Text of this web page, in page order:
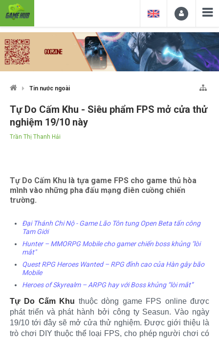
Tin nước ngoài
Tự Do Cấm Khu - Siêu phẩm FPS mở cửa thử
nghiệm 19/10 này
Trần Thị Thanh Hải
Tự Do Cấm Khu là tựa game FPS cho game thủ hòa
mình vào những pha đấu mạng điên cuồng chiến
trường.
Đại Thánh Chi Nộ - Game Lão Tôn tung Open Beta tấn công
Tam Giới
Hunter – MMORPG Mobile cho gamer chiến boss khủng "lòi
mắt"
Quest RPG Heroes Wanted – RPG đỉnh cao của Hàn gây bão
Mobile
Heroes of Skyrealm – ARPG hay với Boss khủng “lòi mắt”
Tự Do Cấm Khu thuộc dòng game FPS online được
phát triển và phát hành bởi công ty Seasun. Vào ngày
19/10 tới đây sẽ mở cửa thử nghiệm. Được giới thiệu là
trò chơi DIY thuộc thể loại FPS, cho phép người chơi có